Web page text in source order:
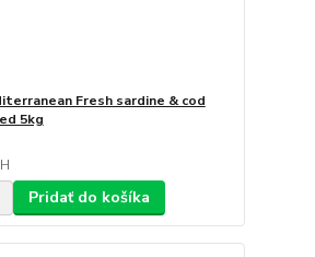
Fresh sardine & cod
5kg
Pridať do košíka